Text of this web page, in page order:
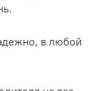
в любой